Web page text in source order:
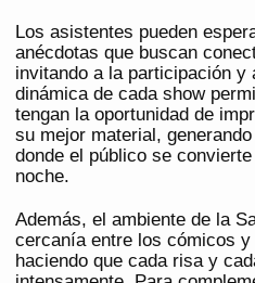
Los asistentes pueden
anécdotas que buscan
invitando a la participación y
dinámica de cada show
tengan la oportunidad de
su mejor material,
donde el público se
noche.
Además, el ambiente de la
cercanía entre los cómicos
haciendo que cada risa y